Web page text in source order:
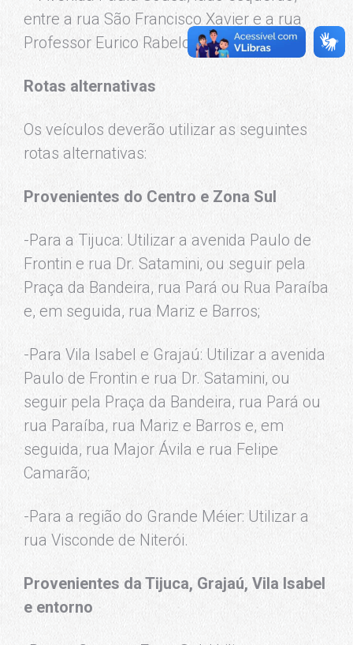
entre a rua São Francisco Xavier e a rua
Professor Eurico Rabelo.
Rotas alternativas
Os veículos deverão utilizar as seguintes
rotas alternativas:
Provenientes do Centro e Zona Sul
-Para a Tijuca: Utilizar a avenida Paulo de
Frontin e rua Dr. Satamini, ou seguir pela
Praça da Bandeira, rua Pará ou Rua Paraíba
e, em seguida, rua Mariz e Barros;
-Para Vila Isabel e Grajaú: Utilizar a avenida
Paulo de Frontin e rua Dr. Satamini, ou
seguir pela Praça da Bandeira, rua Pará ou
rua Paraíba, rua Mariz e Barros e, em
seguida, rua Major Ávila e rua Felipe
Camarão;
-Para a região do Grande Méier: Utilizar a
rua Visconde de Niterói.
Provenientes da Tijuca, Grajaú, Vila Isabel
e entorno